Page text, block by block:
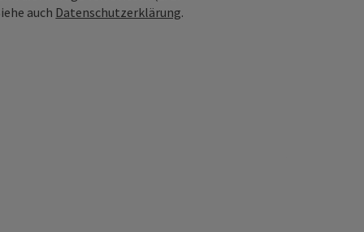
auch Datenschutzerklärung.